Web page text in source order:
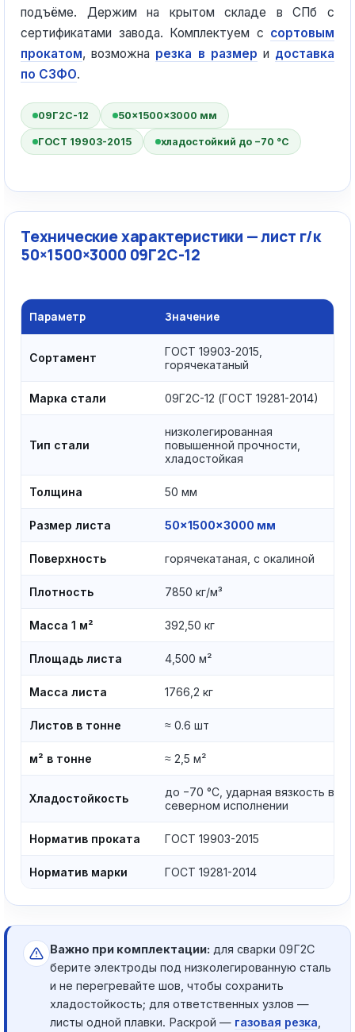
подъёме. Держим на крытом складе в СПб с
сертификатами завода. Комплектуем с сортовым
прокатом, возможна резка в размер и доставка
по СЗФО.
09Г2С-12 50×1500×3000 мм
ГОСТ 19903-2015 хладостойкий до −70 °C
Технические характеристики — лист г/к
50×1500×3000 09Г2С-12
Параметр Значение
Сортамент
ГОСТ 19903-2015,
горячекатаный
Марка стали 09Г2С-12 (ГОСТ 19281-2014)
Тип стали
низколегированная
повышенной прочности,
хладостойкая
Толщина 50 мм
Размер листа 50×1500×3000 мм
Поверхность горячекатаная, с окалиной
Плотность 7850 кг/м³
Масса 1 м² 392,50 кг
Площадь листа 4,500 м²
Масса листа 1766,2 кг
Листов в тонне ≈ 0.6 шт
м² в тонне ≈ 2,5 м²
Хладостойкость
до −70 °C, ударная вязкость в
северном исполнении
Норматив проката ГОСТ 19903-2015
Норматив марки ГОСТ 19281-2014
Важно при комплектации: для сварки 09Г2С
берите электроды под низколегированную сталь
и не перегревайте шов, чтобы сохранить
хладостойкость; для ответственных узлов —
листы одной плавки. Раскрой — газовая резка